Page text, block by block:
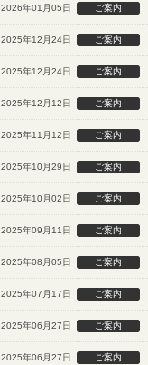
2026年01月05日 ご案内
2025年12月24日 ご案内
2025年12月24日 ご案内
2025年12月12日 ご案内
2025年11月12日 ご案内
2025年10月29日 ご案内
2025年10月02日 ご案内
2025年09月11日 ご案内
2025年08月05日 ご案内
2025年07月17日 ご案内
2025年06月27日 ご案内
2025年06月27日 ご案内